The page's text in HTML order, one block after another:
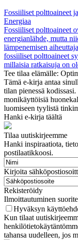
Fossiiliset polttoaineet
Energiaa
Fossiiliset polttoaineet
energianlähde, mutta
lämpenemisen
fossiiliset polttoaineet
millaisia ratkaisuja on
Tee tilaa elämälle:
Tämä e-kirja antaa
tilan pienessä
monikäyttöisiä
luomiseen tyylistä
Hanki e-kirja täältä
Tilaa uutiskirjeemme
Hanki inspiraatiota,
postilaatikkoosi.
Kirjoita
Rekisteröidy
Ilmoittautuminen
Hyväksyn
Kun tilaat
tahansa uudelleen, jos